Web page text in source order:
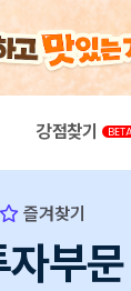
강점찾기
즐겨찾기
부